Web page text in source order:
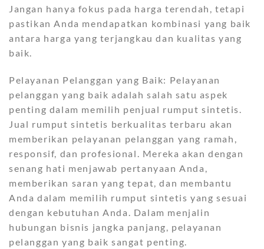
Jangan hanya fokus pada harga terendah, tetapi
pastikan Anda mendapatkan kombinasi yang baik
antara harga yang terjangkau dan kualitas yang
baik.
Pelayanan Pelanggan yang Baik: Pelayanan
pelanggan yang baik adalah salah satu aspek
penting dalam memilih penjual rumput sintetis.
Jual rumput sintetis berkualitas terbaru akan
memberikan pelayanan pelanggan yang ramah,
responsif, dan profesional. Mereka akan dengan
senang hati menjawab pertanyaan Anda,
memberikan saran yang tepat, dan membantu
Anda dalam memilih rumput sintetis yang sesuai
dengan kebutuhan Anda. Dalam menjalin
hubungan bisnis jangka panjang, pelayanan
pelanggan yang baik sangat penting.